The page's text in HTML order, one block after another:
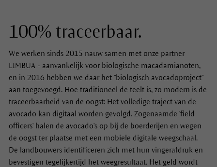
100% traceerbaar.
We werken sinds 2015 nauw samen met onze partner
LIMBUA - aanvankelijk voor biologische macadamianoten,
en in 2016 hebben we daar het "biologisch avocadoproject"
aan toegevoegd. Hoe traditioneel de teelt is, zo modern is de
traceerbaarheid van de oogst: Het volledige traject van de
avocado kan digitaal worden gevolgd. Zogenaamde 'field
officers' halen de avocado's op bij de boerderijen en wegen
de oogst ter plaatse met een mobiele digitale weegschaal.
De landbouwers identificeren zich met hun vingerafdruk en
bevestigen tegelijkertijd het weegresultaat. Het geld wordt